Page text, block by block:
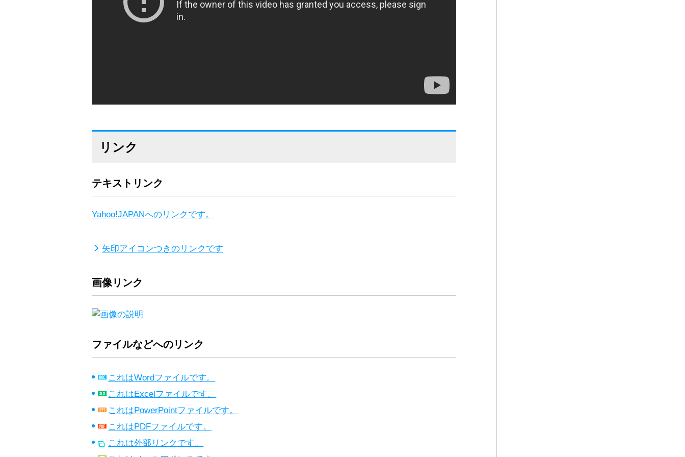
リンク
テキストリンク
Yahoo!JAPANへのリンクです。
矢印アイコンつきのリンクです
画像リンク
ファイルなどへのリンク
これはWordファイルです。
これはExcelファイルです。
これはPowerPointファイルです。
これはPDFファイルです。
これは外部リンクです。